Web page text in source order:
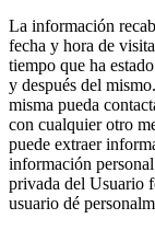
La información
fecha y hora de
tiempo que ha
y después del
misma pueda
con cualquier otro
puede extraer
información
privada del Usuario
usuario dé